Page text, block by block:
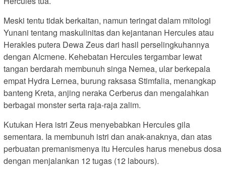
Meski tentu tidak berkaitan, namun teringat dalam mitologi
Yunani tentang maskulinitas dan kejantanan Hercules atau
Herakles putera Dewa Zeus dari hasil perselingkuhannya
dengan Alcmene. Kehebatan Hercules tergambar lewat
tangan berdarah membunuh singa Nemea, ular berkepala
empat Hydra Lernea, burung raksasa Stimfalia, menangkap
banteng Kreta, anjing neraka Cerberus dan mengalahkan
berbagai monster serta raja-raja zalim.
Kutukan Hera istri Zeus menyebabkan Hercules gila
sementara. Ia membunuh istri dan anak-anaknya, dan atas
perbuatan premanismenya itu Hercules harus menebus dosa
dengan menjalankan 12 tugas (12 labours).